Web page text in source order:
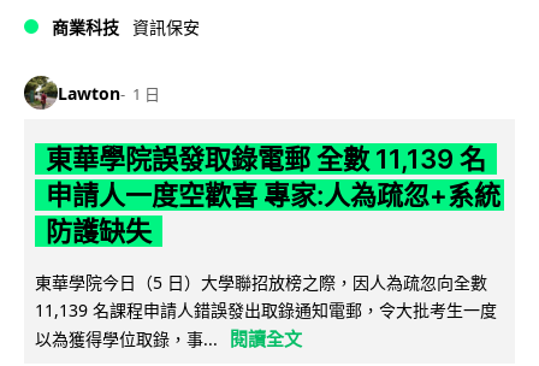
商業科技 資訊保安
Lawton 1 日
東華學院誤發取錄電郵 全數 11,139 名
申請人一度空歡喜 專家:人為疏忽+系統
防護缺失
東華學院今日（5 日）大學聯招放榜之際，因人為疏忽向全數
11,139 名課程申請人錯誤發出取錄通知電郵，令大批考生一度
以為獲得學位取錄，事...
閱讀全文